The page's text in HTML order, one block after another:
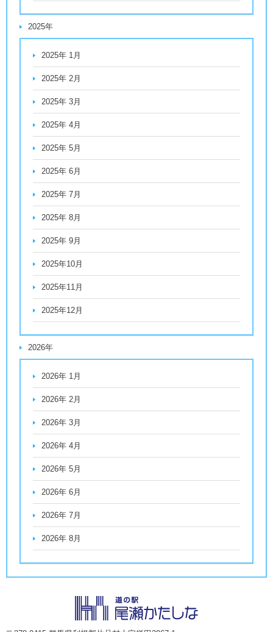
2025年
2025年 1月
2025年 2月
2025年 3月
2025年 4月
2025年 5月
2025年 6月
2025年 7月
2025年 8月
2025年 9月
2025年10月
2025年11月
2025年12月
2026年
2026年 1月
2026年 2月
2026年 3月
2026年 4月
2026年 5月
2026年 6月
2026年 7月
2026年 8月